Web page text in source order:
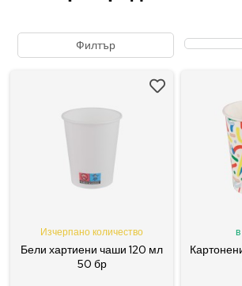
Филтър
Изчерпано количество
Бели хартиени чаши 120 мл
50 бр